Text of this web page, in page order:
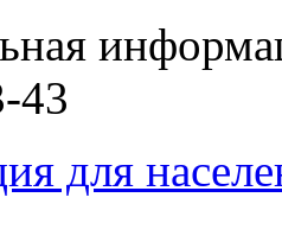
43
для